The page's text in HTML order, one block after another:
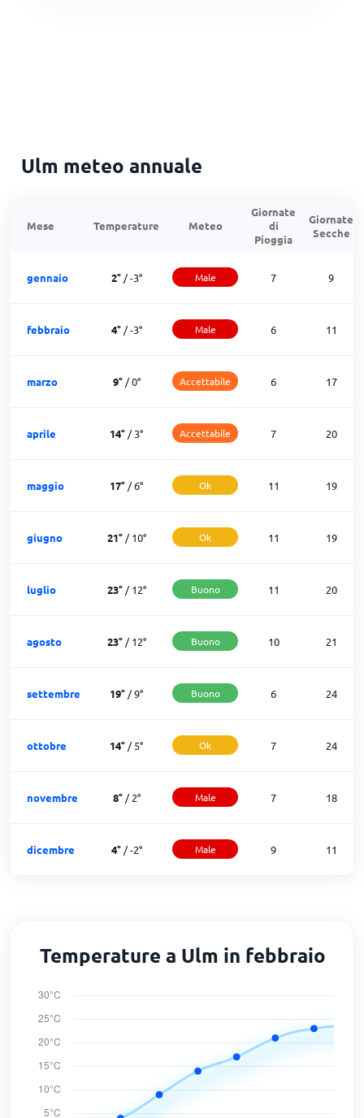
Ulm meteo annuale
Mese Temperature Meteo
Giornate
di
Pioggia
Giornate
Secche
gennaio 2°/-3° Male 7 9
febbraio 4°/-3° Male 6 11
marzo 9°/0° Accettabile 6 17
aprile 14° /3° Accettabile 7 20
maggio 17° /6° Ok 11 19
giugno 21°/10° Ok 11 19
luglio 23°/12° Buono 11 20
agosto 23°/12° Buono 10 21
settembre 19° /9° Buono 6 24
ottobre 14° /5° Ok 7 24
novembre 8°/2° Male 7 18
dicembre 4°/-2° Male 9 11
Temperature a Ulm in febbraio